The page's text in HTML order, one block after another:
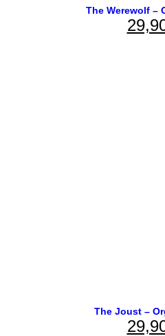
The Werewolf –
The Joust –